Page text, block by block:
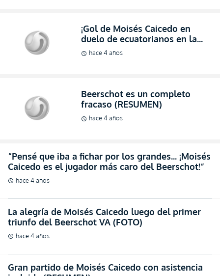
¡Gol de Moisés Caicedo en
duelo de ecuatorianos en la
Jupiler Pro League! (VIDEO)
schedule hace 4 años
Beerschot es un completo
fracaso (RESUMEN)
schedule hace 4 años
“Pensé que iba a fichar por los grandes… ¡Moisés
Caicedo es el jugador más caro del Beerschot!”
schedule hace 4 años
La alegría de Moisés Caicedo luego del primer
triunfo del Beerschot VA (FOTO)
schedule hace 4 años
Gran partido de Moisés Caicedo con asistencia